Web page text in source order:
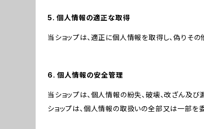
5. 個人情報の適正な取得
当ショップは、適正に個人情報を取得し、偽りそ
6. 個人情報の安全管理
当ショップは、個人情報の紛失、破壊、改ざん及
ショップは、個人情報の取扱いの全部又は一部を